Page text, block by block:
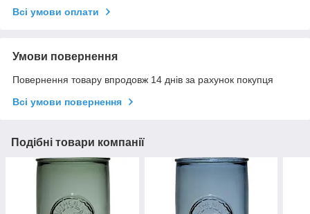
Всі умови оплати
Умови повернення
Повернення товару впродовж 14 днів за рахунок покупця
Всі умови повернення
Подібні товари компанії